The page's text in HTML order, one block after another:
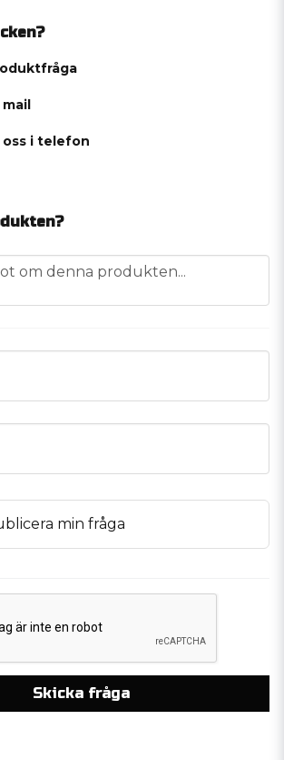
oss i telefon
om denna produkten...
min fråga
Skicka fråga